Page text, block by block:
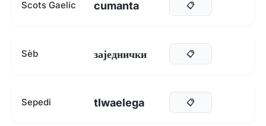
Scots Gaelic cumanta 📋
Sèb заједнички 📋
Sepedi tlwaelega 📋